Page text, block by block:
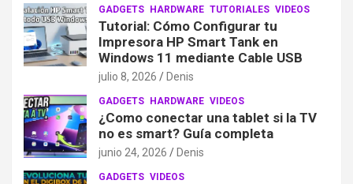
GADGETS HARDWARE TUTORIALES VIDEOS
Tutorial: Cómo Configurar tu
Impresora HP Smart Tank en
Windows 11 mediante Cable USB
julio 8, 2026 Denis
GADGETS HARDWARE VIDEOS
¿Como conectar una tablet si la TV
no es smart? Guía completa
junio 24, 2026 Denis
GADGETS VIDEOS